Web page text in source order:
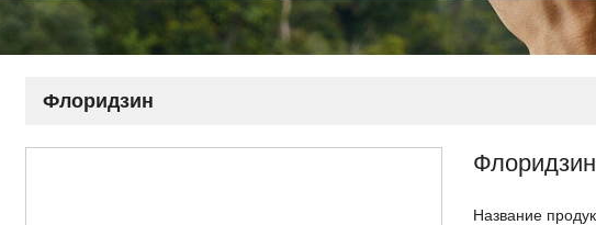
Флоридзин
Флоридзин
Название